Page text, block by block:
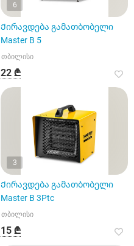
6
Ქირავდება გამათბობელი
Master B 5
თბილისი
22 ₾
3
Ქირავდება გამათბობელი
Master B 3Ptc
თბილისი
15 ₾